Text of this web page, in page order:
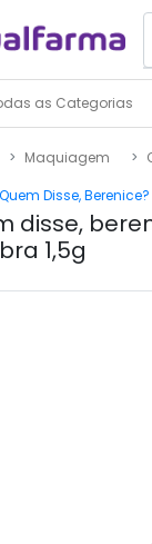
as Categorias
Maquiagem
Quem Disse, Berenice?
disse,
1,5g